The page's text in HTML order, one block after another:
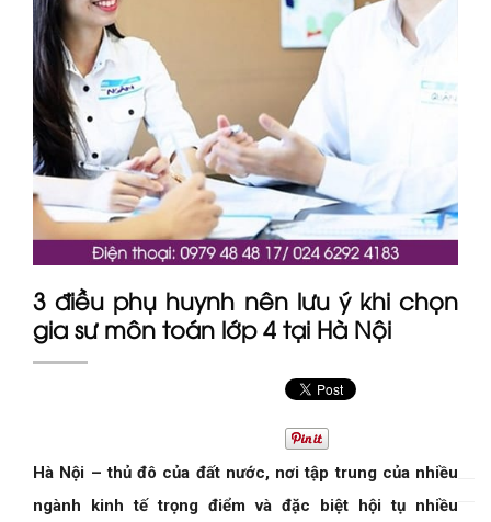
3 điều phụ huynh nên lưu ý khi chọn
gia sư môn toán lớp 4 tại Hà Nội
Hà Nội – thủ đô của đất nước, nơi tập trung của nhiều
ngành kinh tế trọng điểm và đặc biệt hội tụ nhiều